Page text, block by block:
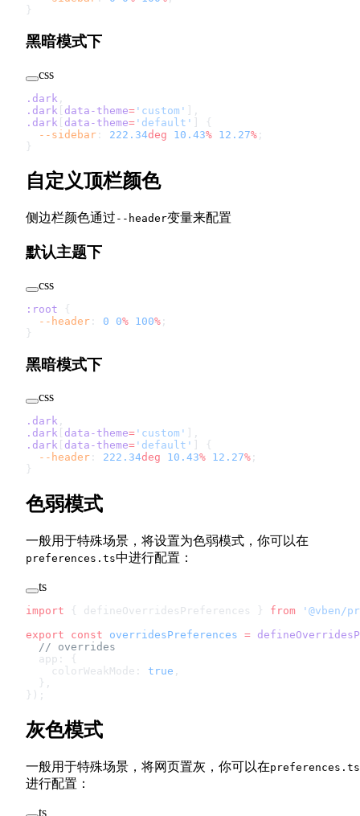
}
黑暗模式下
css
.dark ,
.dark [ data-theme= 'custom' ],
.dark [ data-theme= 'default' ] {
  --sidebar
: 222.34deg 10.43% 12.27% ;
}
自定义顶栏颜色
侧边栏颜色通过 --header变量来配置
默认主题下
css
:root {
  --header
: 0 0% 100% ;
}
黑暗模式下
css
.dark ,
.dark data-theme= 'custom'
],
.dark data-theme= 'default'
] {
  --header
: 222.34deg 10.43% 12.27% ;
}
色弱模式
一般用于特殊场景，将设置为色弱模式，你可以在
preferences.ts中进行配置：
ts
import { defineOverridesPreferences } from '@vben/
export const overridesPreferences =
  // overrides
  app: {
    colorWeakMode:
true ,
  },
});
灰色模式
一般用于特殊场景，将网页置灰，你可以在preferences.ts
进行配置：
ts